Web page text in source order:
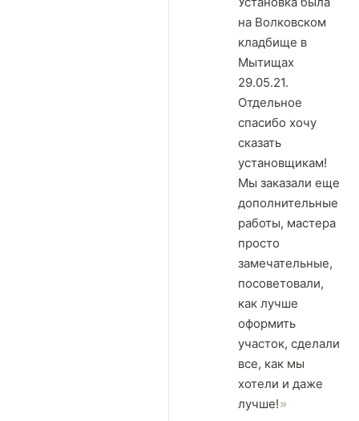
на Волковском
кладбище в
Мытищах
29.05.21.
Отдельное
спасибо хочу
сказать
установщикам!
Мы заказали еще
дополнительные
работы, мастера
просто
замечательные,
посоветовали,
как лучше
оформить
участок, сделали
все, как мы
хотели и даже
лучше!